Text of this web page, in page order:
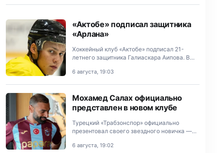
«Актобе» подписал защитника
«Арлана»
Хоккейный клуб «Актобе» подписал 21-
летнего защитника Галиаскара Аипова. В
77. Посмотреть эту публикацию в Instagram
6 августа, 19:03
Мохамед Салах официально
представлен в новом клубе
Турецкий «Трабзонспор» официально
презентовал своего звездного новичка —
6 августа, 19:02